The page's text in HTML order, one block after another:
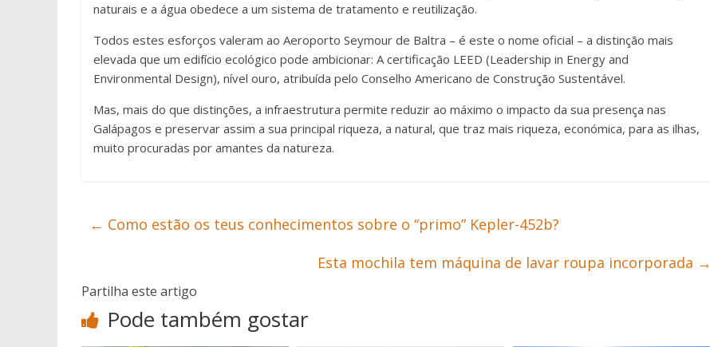
naturais e a água obedece a um sistema de tratamento e reutilização.
Todos estes esforços valeram ao Aeroporto Seymour de Baltra – é este o nome oficial – a distinção mais
elevada que um edifício ecológico pode ambicionar: A certificação LEED (Leadership in Energy and
Environmental Design), nível ouro, atribuída pelo Conselho Americano de Construção Sustentável.
Mas, mais do que distinções, a infraestrutura permite reduzir ao máximo o impacto da sua presença nas
Galápagos e preservar assim a sua principal riqueza, a natural, que traz mais riqueza, económica, para as ilhas,
muito procuradas por amantes da natureza.
← Como estão os teus conhecimentos sobre o “primo” Kepler-452b?
Esta mochila tem máquina de lavar roupa incorporada →
Partilha este artigo
Pode também gostar